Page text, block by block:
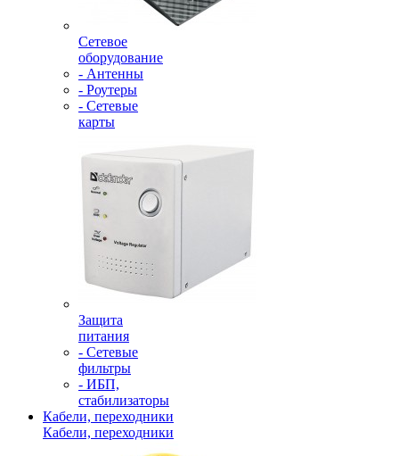
Сетевое
оборудование
- Антенны
- Роутеры
- Сетевые
карты
Защита
питания
- Сетевые
фильтры
- ИБП,
стабилизаторы
Кабели, переходники
Кабели, переходники